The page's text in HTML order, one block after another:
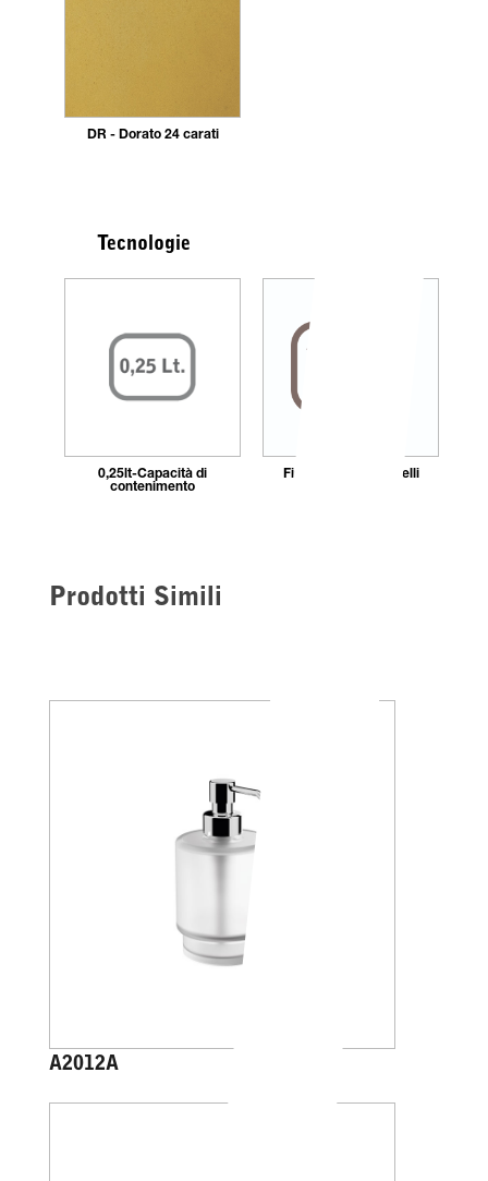
DR - Dorato 24 carati
Tecnologie
0,25lt-Capacità di
contenimento
Fissaggio_con_tasselli
Prodotti Simili
A2012A